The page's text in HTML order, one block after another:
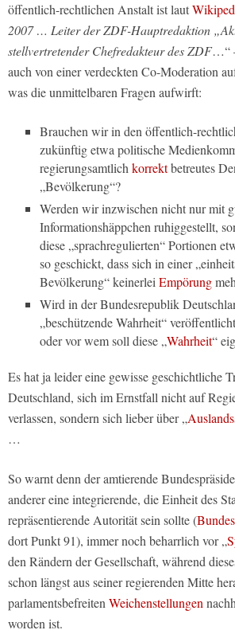
öffentlich-rechtlichen Anstalt ist laut
2007 … Leiter der ZDF-Hauptredaktion
stellvertretender Chefredakteur des ZDF…“
auch von einer verdeckten Co-Moderation
was die unmittelbaren Fragen aufwirft:
Brauchen wir in den öffentlich-
zukünftig etwa politische
regierungsamtlichkorrektbetreutes
„Bevölkerung“?
Werden wir inzwischen nicht nur mit
Informationshäppchen ruhiggestellt,
diese „sprachregulierten“ Portionen
so geschickt, dass sich in einer
Bevölkerung“ keinerleiEmpörung
Wird in der Bundesrepublik
„beschützende Wahrheit“
oder vor wem soll diese „Wahrheit“
Es hat ja leider eine gewisse geschichtliche
Deutschland, sich im Ernstfall nicht auf
verlassen, sondern sich lieber über „
…
So warnt denn der amtierende
anderer eine integrierende, die Einheit des
repräsentierende Autorität sein sollte (
dort Punkt 91), immer noch beharrlich vor „
den Rändern der Gesellschaft, während
schon längst aus seiner regierenden Mitte
parlamentsbefreitenWeichenstellungen
worden ist.